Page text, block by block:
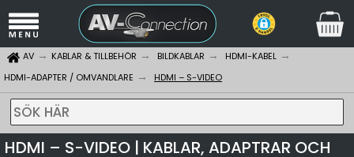
AV KABLAR & TILLBEHÖR BILDKABLAR
HDMI-KABEL
HDMI-ADAPTER / OMVANDLARE
HDMI – S-VIDEO
SÖK HÄR
HDMI – S-VIDEO | KABLAR, ADAPTRAR OCH